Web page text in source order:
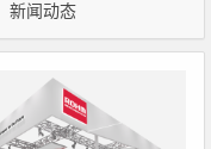
新闻动态